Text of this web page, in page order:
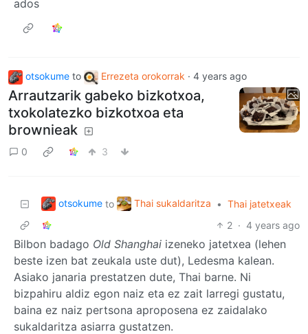
ados
otsokume to Errezeta orokorrak · 4 years ago
Arrautzarik gabeko bizkotxoa,
txokolatezko bizkotxoa eta
brownieak
0 3
otsokume to Thai sukaldaritza • Thai jatetxeak
2 · 4 years ago
Bilbon badago Old Shanghai izeneko jatetxea (lehen
beste izen bat zeukala uste dut), Ledesma kalean.
Asiako janaria prestatzen dute, Thai barne. Ni
bizpahiru aldiz egon naiz eta ez zait larregi gustatu,
baina ez naiz pertsona aproposena ez zaidalako
sukaldaritza asiarra gustatzen.